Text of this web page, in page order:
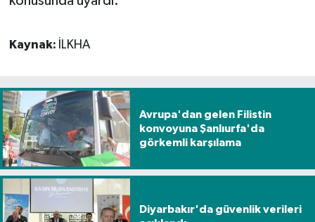
Kaynak: İLKHA
Avrupa'dan gelen Filistin
konvoyuna Şanlıurfa'da
görkemli karşılama
Diyarbakır'da güvenlik verileri